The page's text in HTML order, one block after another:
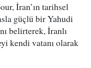
İran’ın tarihsel
güçlü bir Yahudi
belirterek, İranlı
kendi vatanı olarak